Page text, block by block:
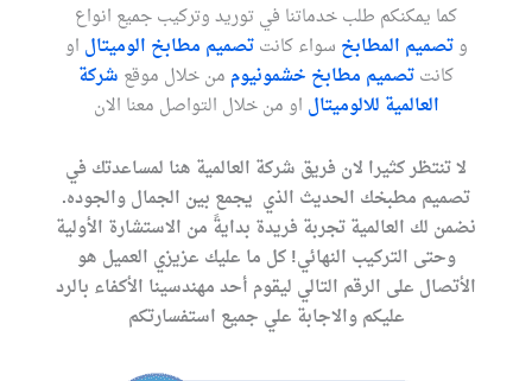
كما يمكنكم طلب خدماتنا في توريد وتركيب جميع انواع
وتصميم المطابخ سواء كانتتصميم مطابخ الوميتال او
كانتتصميم مطابخ خشمونيوممن خلال موقع شركة
العالمية للالوميتال او من خلال التواصل معنا الان
لا تنتظر كثيرا لان فريق شركة العالمية هنا لمساعدتك في
تصميم مطبخك الحديث الذي يجمع بين الجمال والجوده.
نضمن لك العالمية تجربة فريدة بدايةً من الاستشارة الأولية
وحتى التركيب النهائي! كل ما عليك عزيزي العميل هو
الأتصال على الرقم التالي ليقوم أحد مهندسينا الأكفاء بالرد
عليكم والاجابة علي جميع استفسارتكم